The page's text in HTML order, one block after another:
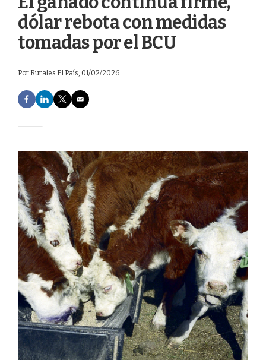
dólar rebota con medidas
tomadas por el BCU
Por Rurales El País, 01/02/2026
F
a
e
o
o
k
L
i
d
I
n
T
w
e
r
E
m